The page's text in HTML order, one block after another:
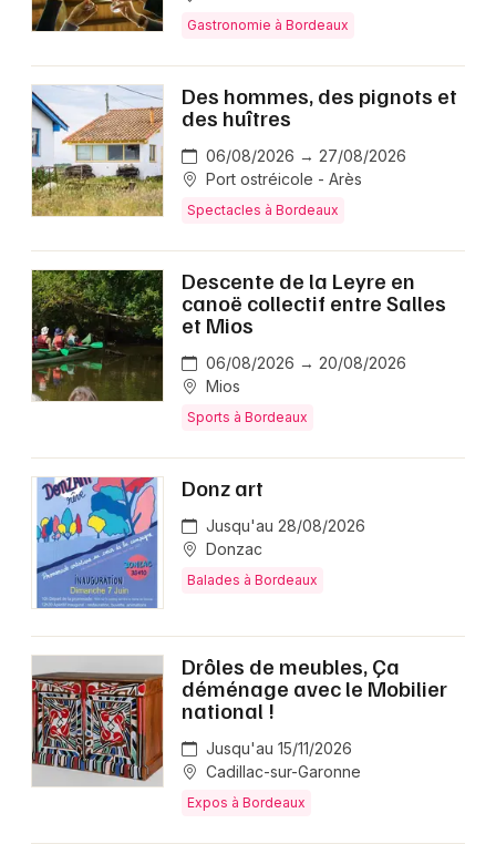
Gastronomie à Bordeaux
Des hommes, des pignots et
des huîtres
06/08/2026 → 27/08/2026
Port ostréicole - Arès
Spectacles à Bordeaux
Descente de la Leyre en
canoë collectif entre Salles
et Mios
06/08/2026 → 20/08/2026
Mios
Sports à Bordeaux
Donz art
Jusqu'au 28/08/2026
Donzac
Balades à Bordeaux
Drôles de meubles, Ça
déménage avec le Mobilier
national !
Jusqu'au 15/11/2026
Cadillac-sur-Garonne
Expos à Bordeaux